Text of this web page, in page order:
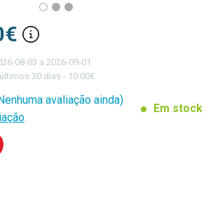
avaliação ainda)
Em stock
08-03 a 2026-09-01
30 dias - 10.00€